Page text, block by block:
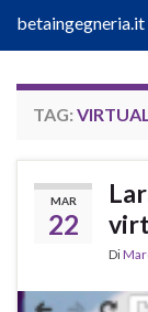
betaingegneria.it
TAG:
MAR
22
Di